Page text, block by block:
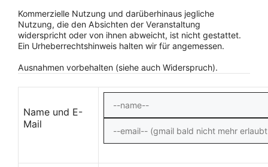
Kommerzielle Nutzung und darüberhinaus jegliche
Nutzung, die den Absichten der Veranstaltung
widerspricht oder von ihnen abweicht, ist nicht gestattet.
Ein Urheberrechtshinweis halten wir für angemessen.
Ausnahmen vorbehalten (siehe auch Widerspruch).
Name und E-
Mail